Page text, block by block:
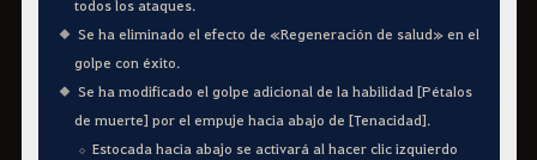
todos los ataques.
Se ha eliminado el efecto de «Regeneración de salud» en el
golpe con éxito.
Se ha modificado el golpe adicional de la habilidad [Pétalos
de muerte] por el empuje hacia abajo de [Tenacidad].
Estocada hacia abajo se activará al hacer clic izquierdo